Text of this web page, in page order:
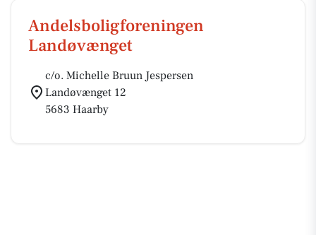
Andelsboligforeningen
Landøvænget
c/o. Michelle Bruun Jespersen
Landøvænget 12
5683 Haarby